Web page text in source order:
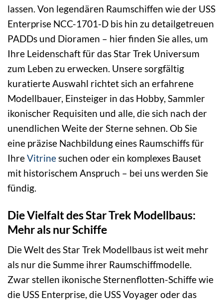
lassen. Von legendären Raumschiffen wie der USS
Enterprise NCC-1701-D bis hin zu detailgetreuen
PADDs und Dioramen – hier finden Sie alles, um
Ihre Leidenschaft für das Star Trek Universum
zum Leben zu erwecken. Unsere sorgfältig
kuratierte Auswahl richtet sich an erfahrene
Modellbauer, Einsteiger in das Hobby, Sammler
ikonischer Requisiten und alle, die sich nach der
unendlichen Weite der Sterne sehnen. Ob Sie
eine präzise Nachbildung eines Raumschiffs für
IhreVitrinesuchen oder ein komplexes Bauset
mit historischem Anspruch – bei uns werden Sie
fündig.
Die Vielfalt des Star Trek Modellbaus:
Mehr als nur Schiffe
Die Welt des Star Trek Modellbaus ist weit mehr
als nur die Summe ihrer Raumschiffmodelle.
Zwar stellen ikonische Sternenflotten-Schiffe wie
die USS Enterprise, die USS Voyager oder das